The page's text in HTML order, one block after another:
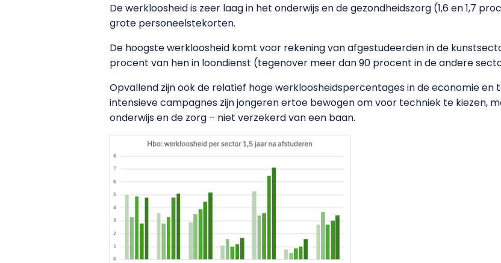
De werkloosheid is zeer laag in het onderwijs en de gezondheidszorg (1,6 en 1,7
grote personeelstekorten.
De hoogste werkloosheid komt voor rekening van afgestudeerden in de
procent van hen in loondienst (tegenover meer dan 90 procent in de andere
Opvallend zijn ook de relatief hoge werkloosheidspercentages in de economie
intensieve campagnes zijn jongeren ertoe bewogen om voor techniek te kiezen,
onderwijs en de zorg – niet verzekerd van een baan.